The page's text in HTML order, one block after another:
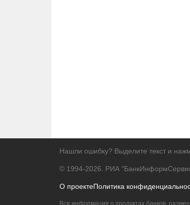
Нашли ошибку? Выделите текст и
© 1994-2026. РИА
О проектеПолитика
Вся информация о продуктах банков,